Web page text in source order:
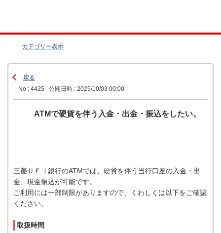
カテゴリー表示
戻る
No : 4425
公開日時 : 2025/10/03 00:00
ATMで硬貨を伴う入金・出金・振込をしたい。
三菱ＵＦＪ銀行のATMでは、硬貨を伴う当行口座の入金・出
金、現金振込が可能です。
ご利用には一部制限がありますので、くわしくは以下をご確認
ください。
取扱時間